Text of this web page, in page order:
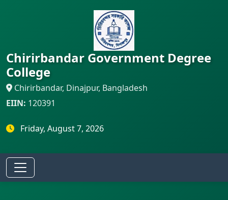
Chirirbandar Government Degree
College
Chirirbandar, Dinajpur, Bangladesh
EIIN: 120391
Friday, August 7, 2026